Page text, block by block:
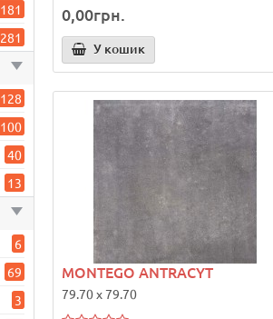
181
281
128
100
40
13
6
69
3
0,00грн.
У кошик
MONTEGO ANTRACYT
79.70 x 79.70